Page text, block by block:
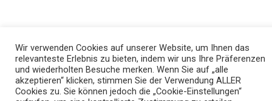
Wir verwenden Cookies auf unserer Website, um Ihnen das
relevanteste Erlebnis zu bieten, indem wir uns Ihre Präferenzen
und wiederholten Besuche merken. Wenn Sie auf „alle
akzeptieren“ klicken, stimmen Sie der Verwendung ALLER
Cookies zu. Sie können jedoch die „Cookie-Einstellungen“